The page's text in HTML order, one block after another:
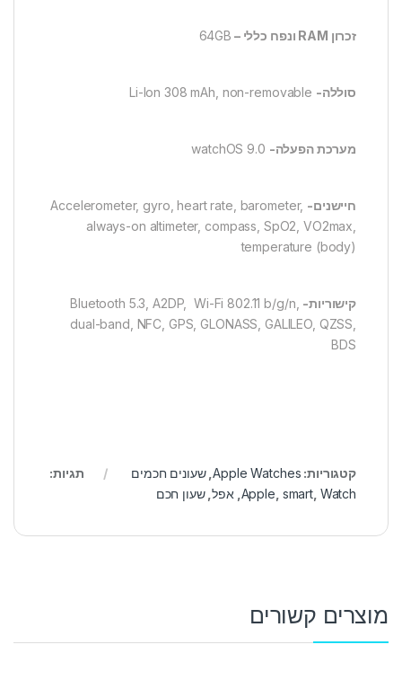
זכרון RAM ונפח כללי – 64GB
סוללה-
מערכת הפעלה-
חיישנים- Accelerometer, gyro, heart rate, barometer,
always-on altimeter, compass, SpO2, VO2max,
temperature (body)
קישוריות- Bluetooth 5.3, A2DP, Wi-Fi 802.11 b/g/n,
dual-band, NFC, GPS, GLONASS, GALILEO, QZSS,
BDS
קטגוריות: Apple Watches
,שעונים חכמים
תגיות:
Apple smart, Watch אפל,שעון חכם
מוצרים קשורים